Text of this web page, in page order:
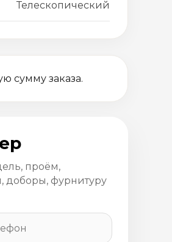
Телескопический
сумму заказа.
проём,
доборы, фурнитуру